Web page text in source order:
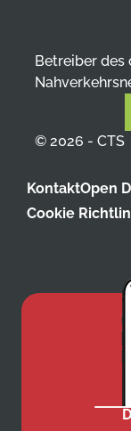
Betreiber des
© 2026 - CTS
KontaktOpen
Cookie